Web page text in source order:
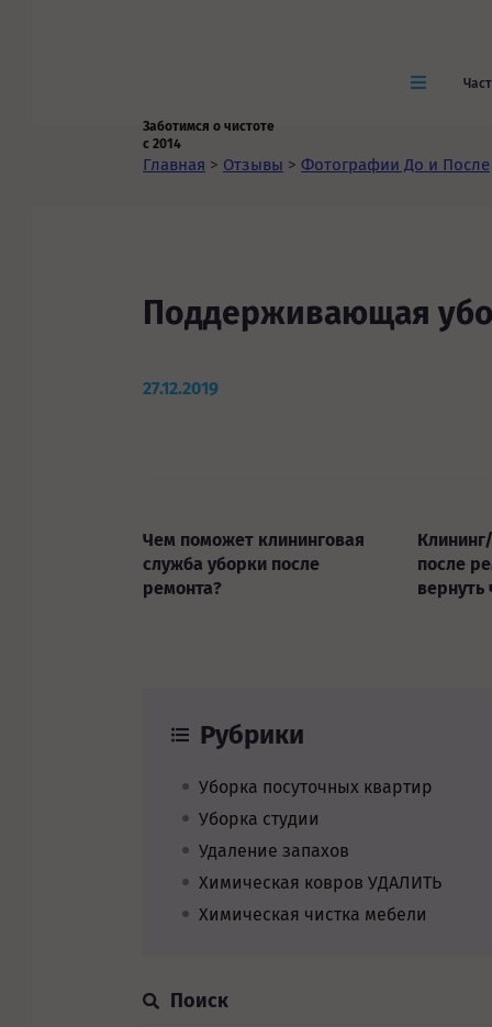
Заботимся о чистоте
с 2014
Главная > Отзывы > Фотографии До и После
Поддерживающая
27.12.2019
Чем поможет клининговая
служба уборки после
ремонта?
после
вернуть
Рубрики
Уборка посуточных квартир
Уборка студии
Удаление запахов
Химическая ковров УДАЛИТЬ
Химическая чистка мебели